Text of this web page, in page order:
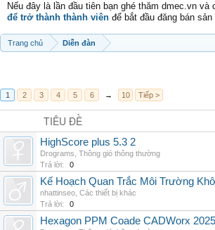
Nếu đây là lần đầu tiên bạn ghé thăm dmec.vn
để trở thành thành viên để bắt đầu đăng bán
Trang chủ Diễn đàn
1 2 3 4 5 6 → 10 Tiếp >
TIÊU ĐỀ
HighScore plus 5.3 2
Drograms Thông gió thông thường
Trả lời:
0
Kế Hoạch Quan Trắc Môi Trường
nhattinseo Các thiết bị khác
Trả lời:
0
Hexagon PPM Coade CADWorx